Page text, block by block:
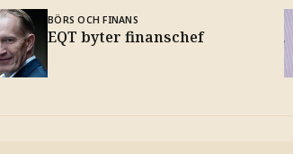
BÖRS OCH FINANS
EQT byter finanschef